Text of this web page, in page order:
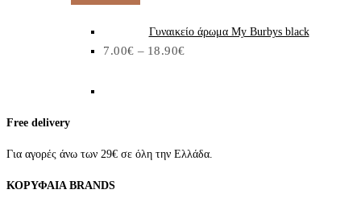
να
επιλεγούν
προϊόν
έχει
μπορούν
Γυναικείο άρωμα My Burbys black
7.00€ – 18.90€
range:
Free delivery
Για αγορές άνω των 29€ σε όλη την Ελλάδα.
ΚΟΡΥΦΑΙΑ BRANDS